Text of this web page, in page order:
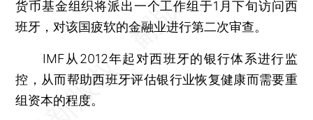
货币基金组织将派出一个工作组于1月下旬访问西
班牙，对该国疲软的金融业进行第二次审查。
IMF从2012年起对西班牙的银行体系进行监
控，从而帮助西班牙评估银行业恢复健康而需要重
组资本的程度。